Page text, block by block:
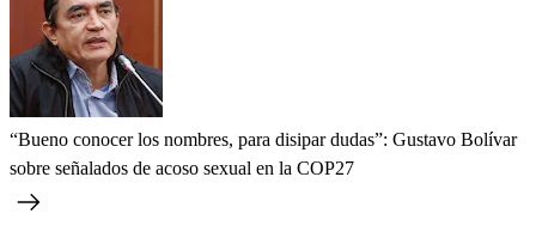
“Bueno conocer los nombres, para disipar dudas”: Gustavo Bolívar
sobre señalados de acoso sexual en la COP27